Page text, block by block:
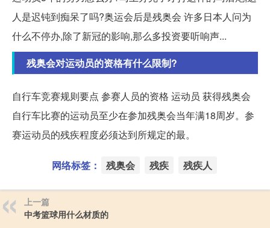
人是迟钝到痴呆了吗?奥运会后是残奥会 许多日本人问为
什么不停办,除了新冠的影响,那么多投资要听响声...
残奥会对运动员的资格有什么限制?
自行车竞赛规则要点 参赛人员的资格 运动员 获得残奥会
自行车比赛的运动员至少在参加残奥会当年满18周岁。参
赛运动员的残疾程度必须达到所规定的最。
网络标签： 残奥会 残疾 残疾人
上一篇
中考篮球用什么材质的